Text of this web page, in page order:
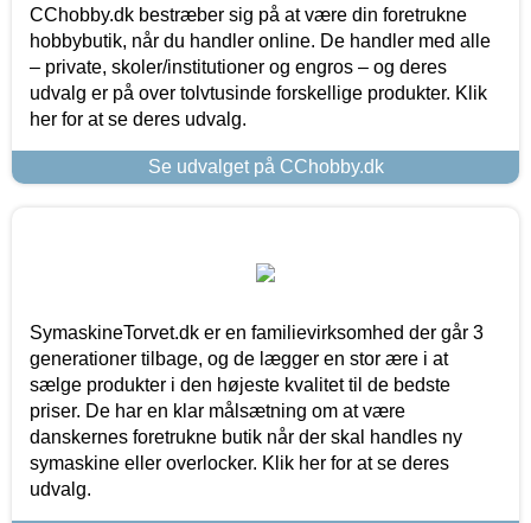
CChobby.dk bestræber sig på at være din foretrukne
hobbybutik, når du handler online. De handler med alle
– private, skoler/institutioner og engros – og deres
udvalg er på over tolvtusinde forskellige produkter. Klik
her for at se deres udvalg.
Se udvalget på CChobby.dk
SymaskineTorvet.dk er en familievirksomhed der går 3
generationer tilbage, og de lægger en stor ære i at
sælge produkter i den højeste kvalitet til de bedste
priser. De har en klar målsætning om at være
danskernes foretrukne butik når der skal handles ny
symaskine eller overlocker. Klik her for at se deres
udvalg.